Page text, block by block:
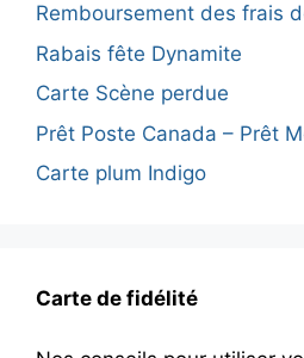
Remboursement des frais
Rabais fête Dynamite
Carte Scène perdue
Prêt Poste Canada – Prêt
Carte plum Indigo
Carte de fidélité